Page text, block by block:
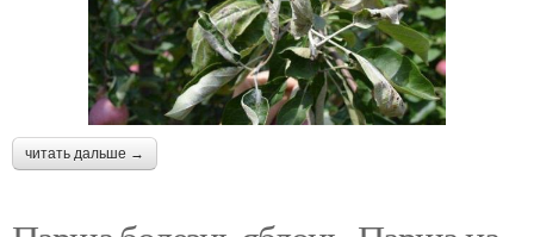
читать дальше →